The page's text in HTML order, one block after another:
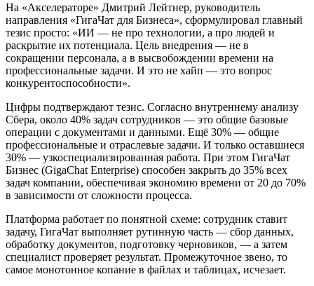
На «Акселераторе» Дмитрий Лейтнер, руководитель
направления «ГигаЧат для Бизнеса», сформулировал главный
тезис просто: «ИИ — не про технологии, а про людей и
раскрытие их потенциала. Цель внедрения — не в
сокращении персонала, а в высвобождении времени на
профессиональные задачи. И это не хайп — это вопрос
конкурентоспособности».
Цифры подтверждают тезис. Согласно внутреннему анализу
Сбера, около 40% задач сотрудников — это общие базовые
операции с документами и данными. Ещё 30% — общие
профессиональные и отраслевые задачи. И только оставшиеся
30% — узкоспециализированная работа. При этом ГигаЧат
Бизнес (GigaChat Enterprise) способен закрыть до 35% всех
задач компании, обеспечивая экономию времени от 20 до 70%
в зависимости от сложности процесса.
Платформа работает по понятной схеме: сотрудник ставит
задачу, ГигаЧат выполняет рутинную часть — сбор данных,
обработку документов, подготовку черновиков, — а затем
специалист проверяет результат. Промежуточное звено, то
самое монотонное копание в файлах и таблицах, исчезает.